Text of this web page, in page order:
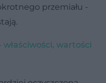
przemiału -
wartości